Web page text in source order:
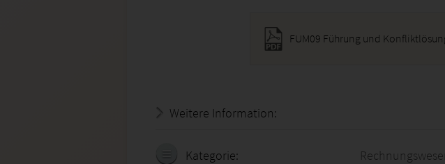
FUM09 Führung und
Weitere Information:
Kategorie: